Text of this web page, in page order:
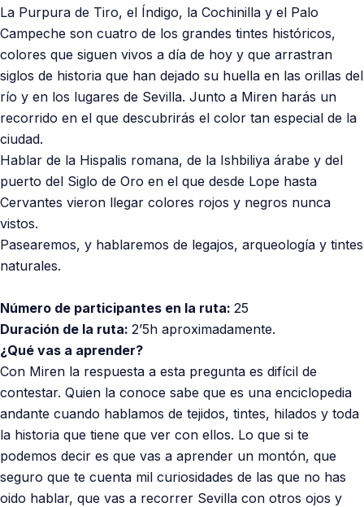
La Purpura de Tiro, el Índigo, la Cochinilla y el Palo
Campeche son cuatro de los grandes tintes históricos,
colores que siguen vivos a día de hoy y que arrastran
siglos de historia que han dejado su huella en las orillas del
río y en los lugares de Sevilla. Junto a Miren harás un
recorrido en el que descubrirás el color tan especial de la
ciudad.
Hablar de la Hispalis romana, de la Ishbiliya árabe y del
puerto del Siglo de Oro en el que desde Lope hasta
Cervantes vieron llegar colores rojos y negros nunca
vistos.
Pasearemos, y hablaremos de legajos, arqueología y tintes
naturales.
Número de participantes en la ruta: 25
Duración de la ruta: 2’5h aproximadamente.
¿Qué vas a aprender?
Con Miren la respuesta a esta pregunta es difícil de
contestar. Quien la conoce sabe que es una enciclopedia
andante cuando hablamos de tejidos, tintes, hilados y toda
la historia que tiene que ver con ellos. Lo que si te
podemos decir es que vas a aprender un montón, que
seguro que te cuenta mil curiosidades de las que no has
oido hablar, que vas a recorrer Sevilla con otros ojos y